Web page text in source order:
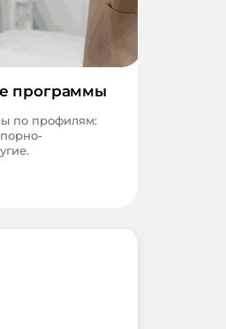
программы
по профилям: